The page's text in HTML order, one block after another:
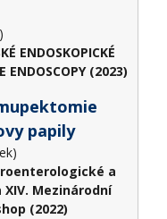
ENDOSKOPICKÉ
ENDOSCOPY (2023)
papily
a
Mezinárodní
(2022)